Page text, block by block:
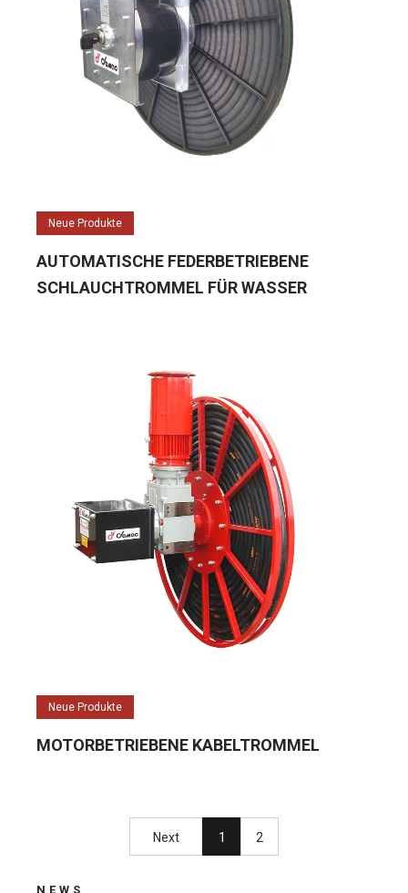
Neue Produkte
AUTOMATISCHE FEDERBETRIEBENE
SCHLAUCHTROMMEL FÜR WASSER
Neue Produkte
MOTORBETRIEBENE KABELTROMMEL
Next 1 2
NEWS